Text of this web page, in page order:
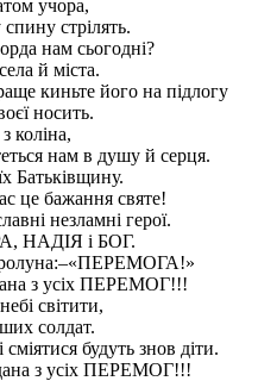
учора,
стрілять.
нам сьогодні?
й міста.
киньте його на підлогу
носить.
коліна,
нам в душу й серця.
Батьківщину.
це бажання святе!
незламні герої.
НАДІЯ і БОГ.
пролуна:–«ПЕРЕМОГА!»
з усіх ПЕРЕМОГ!!!
світити,
солдат.
сміятися будуть знов діти.
з усіх ПЕРЕМОГ!!!